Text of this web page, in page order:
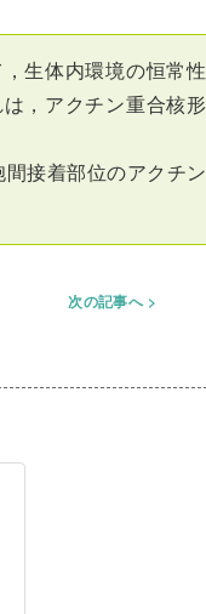
生体内環境の恒常
，アクチン重合核
接着部位のアクチ
次の記事へ